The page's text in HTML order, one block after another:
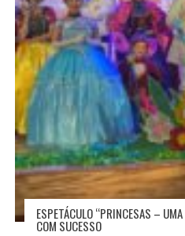
ESPETÁCULO “PRINCESAS –
COM SUCESSO